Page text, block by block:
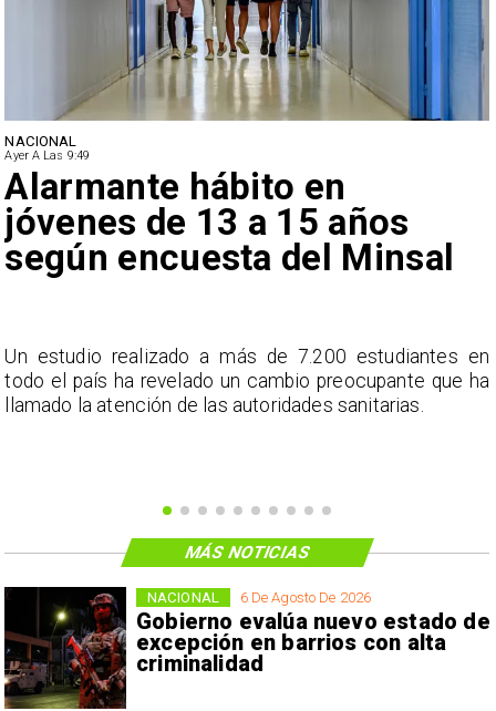
NACIONAL
Ayer A Las 9:49
Alarmante hábito en
jóvenes de 13 a 15 años
según encuesta del Minsal
Un estudio realizado a más de 7.200 estudiantes en
todo el país ha revelado un cambio preocupante que ha
llamado la atención de las autoridades sanitarias.
6 De Agosto De 2026
Gobierno evalúa nuevo estado de
excepción en barrios con alta
criminalidad
NACIONAL
MÁS NOTICIAS